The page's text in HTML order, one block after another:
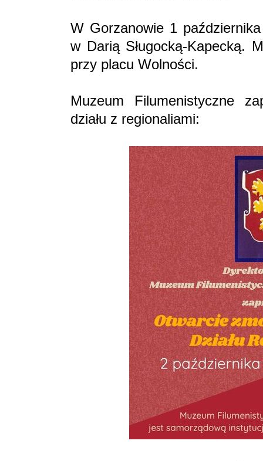
W Gorzanowie 1
w Darią Sługocką-Kapecką.
przy placu Wolności.
Muzeum Filumenistyczne
działu z regionaliami: